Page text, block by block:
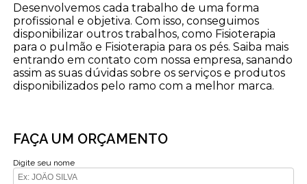
Desenvolvemos cada trabalho de uma forma
profissional e objetiva. Com isso, conseguimos
disponibilizar outros trabalhos, como Fisioterapia
para o pulmão e Fisioterapia para os pés. Saiba mais
entrando em contato com nossa empresa, sanando
assim as suas dúvidas sobre os serviços e produtos
disponibilizados pelo ramo com a melhor marca.
FAÇA UM ORÇAMENTO
Digite seu nome